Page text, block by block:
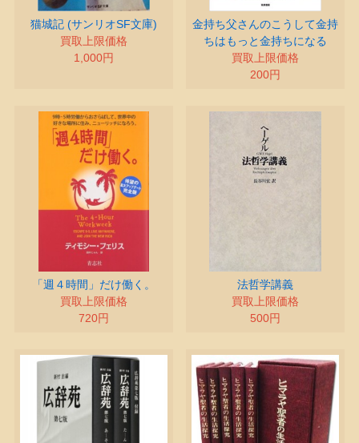
猫城記 (サンリオSF文庫)
買取上限価格
1,000円
金持ち父さんのこうして金持
ちはもっと金持ちになる
買取上限価格
200円
「週４時間」だけ働く。
買取上限価格
720円
法哲学講義
買取上限価格
500円